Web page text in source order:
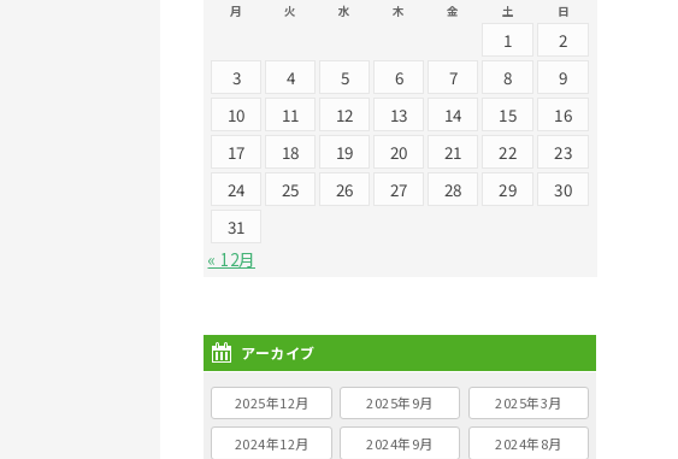
月 火 水 木 金 土 日
1
2
3
4 5 6 7 8
9
10
11 12 13 14 15
16
17
18 19 20 21 22
23
24
25 26 27 28 29
30
31
« 12月
アーカイブ
2025年12月 2025年9月 2025年3月
2024年12月 2024年9月 2024年8月